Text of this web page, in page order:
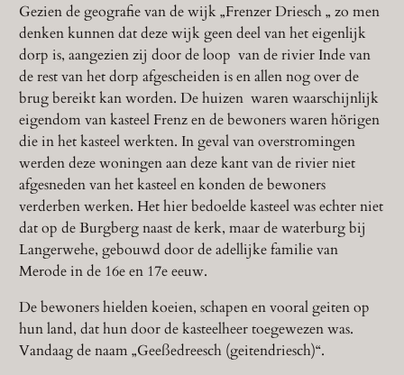
Gezien de geografie van de wijk „Frenzer Driesch „ zo men
denken kunnen dat deze wijk geen deel van het eigenlijk
dorp is, aangezien zij door de loop van de rivier Inde van
de rest van het dorp afgescheiden is en allen nog over de
brug bereikt kan worden. De huizen waren waarschijnlijk
eigendom van kasteel Frenz en de bewoners waren hörigen
die in het kasteel werkten. In geval van overstromingen
werden deze woningen aan deze kant van de rivier niet
afgesneden van het kasteel en konden de bewoners
verderben werken. Het hier bedoelde kasteel was echter niet
dat op de Burgberg naast de kerk, maar de waterburg bij
Langerwehe, gebouwd door de adellijke familie van
Merode in de 16e en 17e eeuw.
De bewoners hielden koeien, schapen en vooral geiten op
hun land, dat hun door de kasteelheer toegewezen was.
Vandaag de naam „Geeßedreesch (geitendriesch)“.